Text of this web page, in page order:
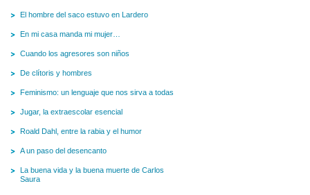
El hombre del saco estuvo en Lardero
En mi casa manda mi mujer…
Cuando los agresores son niños
De clítoris y hombres
Feminismo: un lenguaje que nos sirva a todas
Jugar, la extraescolar esencial
Roald Dahl, entre la rabia y el humor
A un paso del desencanto
La buena vida y la buena muerte de Carlos
Saura